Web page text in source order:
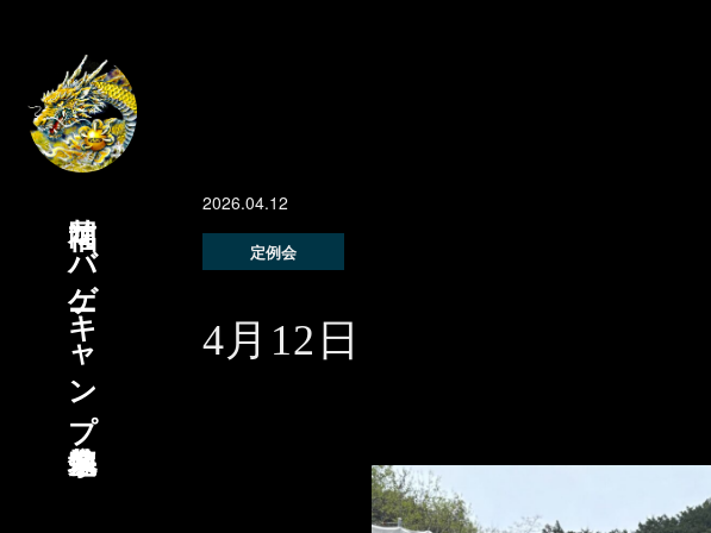
福岡サバゲーキャンプ宗像基地 2026.04.12
定例会
4月12日